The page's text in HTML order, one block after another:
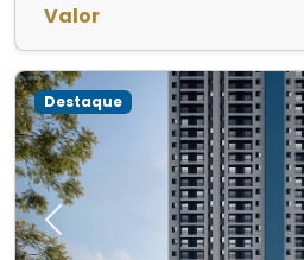
Valor
Previous
Destaque